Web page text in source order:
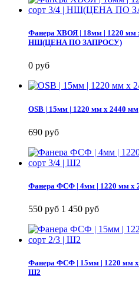
Фанера ХВОЯ | 18мм | 1220 мм
НШ(ЦЕНА ПО ЗАПРОСУ)
0 руб
OSB | 15мм | 1220 мм х 2440 мм
690 руб
Фанера ФСФ | 4мм | 1220 мм х
550 руб 1 450 руб
Фанера ФСФ | 15мм | 1220 мм х
Ш2